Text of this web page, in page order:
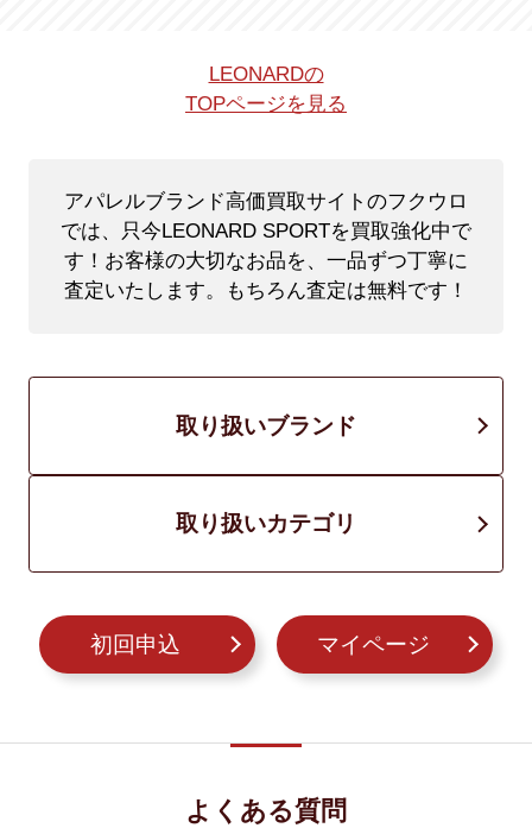
LEONARDの
TOPページを見る
アパレルブランド高価買取サイトのフクウロ
では、只今LEONARD SPORTを買取強化中で
す！ お客様の大切なお品を、一品ずつ丁寧に
査定いたします。もちろん査定は無料です！
取り扱いブランド
取り扱いカテゴリ
初回申込 マイページ
よくある質問